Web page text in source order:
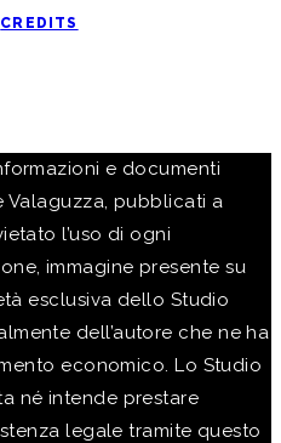
CREDITS
e documenti
Valaguzza, pubblicati a
l’uso di ogni
immagine presente su
esclusiva dello Studio
dell’autore che ne ha
economico. Lo Studio
né intende prestare
legale tramite questo